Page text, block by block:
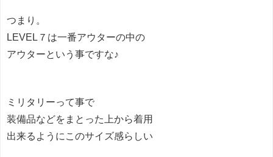
つまり。
LEVEL７は一番アウターの中の
アウターという事ですな♪
ミリタリーって事で
装備品などをまとった上から着用
出来るようにこのサイズ感らしい